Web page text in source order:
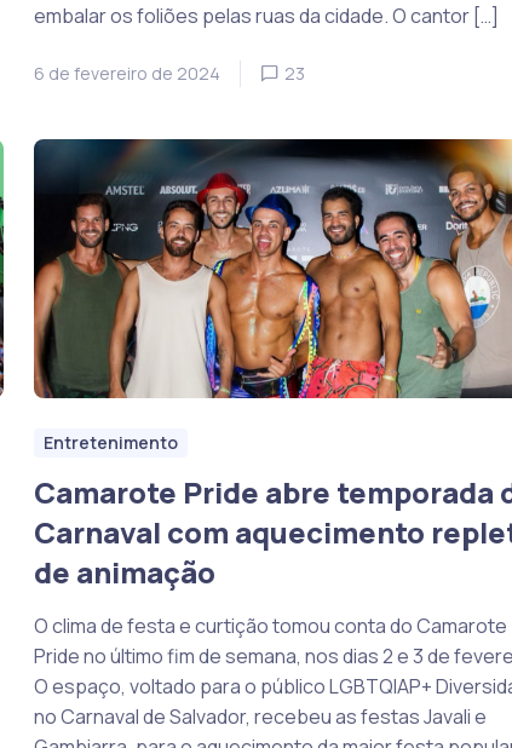
embalar os foliões pelas ruas da cidade. O cantor […]
6 de fevereiro de 2024 23
Entretenimento
Camarote Pride abre temporada
Carnaval com aquecimento
de animação
O clima de festa e curtição tomou conta do Camarote
Pride no último fim de semana, nos dias 2 e 3 de
O espaço, voltado para o público LGBTQIAP+
no Carnaval de Salvador, recebeu as festas Javali e